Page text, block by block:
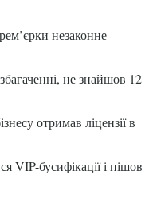
незаконне
не знайшов 12
отримав ліцензії в
VIP-бусифікації і пішов